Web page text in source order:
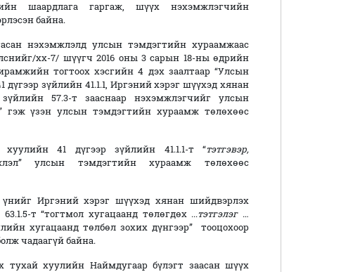
шаардлага гаргаж, шүүх нэхэмжлэгчийн
байна.
нэхэмжлэлд улсын тэмдэгтийн хураамжаас
хх-7/ шүүгч 2016 оны 3 сарын 18-ны өдрийн
тогтоох хэсгийн 4 дэх заалтаар “Улсын
зүйлийн 41.1.1, Иргэний хэрэг шүүхэд хянан
57.3-т зааснаар нэхэмжлэгчийг улсын
гэж үзэн улсын тэмдэгтийн хураамж төлөхөөс
41 дүгээр зүйлийн 41.1.1-т “тэтгэвэр,
улсын тэмдэгтийн хураамж төлөхөөс
Иргэний хэрэг шүүхэд хянан шийдвэрлэх
т “тогтмол хугацаанд төлөгдөх ...тэтгэлэг …
хугацаанд төлбөл зохих дүнгээр” тооцохоор
чадаагүй байна.
хуулийн Наймдугаар бүлэгт заасан шүүх